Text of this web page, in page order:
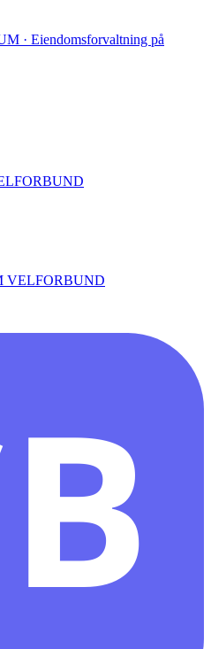
· Eiendomsforvaltning på
VELFORBUND